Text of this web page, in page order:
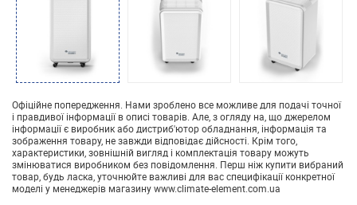
Офіційне попередження. Нами зроблено все можливе для подачі точної
і правдивої інформації в описі товарів. Але, з огляду на, що джерелом
інформації є виробник або дистриб'ютор обладнання, інформація та
зображення товару, не завжди відповідає дійсності. Крім того,
характеристики, зовнішній вигляд і комплектація товару можуть
змінюватися виробником без повідомлення. Перш ніж купити вибраний
товар, будь ласка, уточнюйте важливі для вас специфікації конкретної
моделі у менеджерів магазину www.climate-element.com.ua